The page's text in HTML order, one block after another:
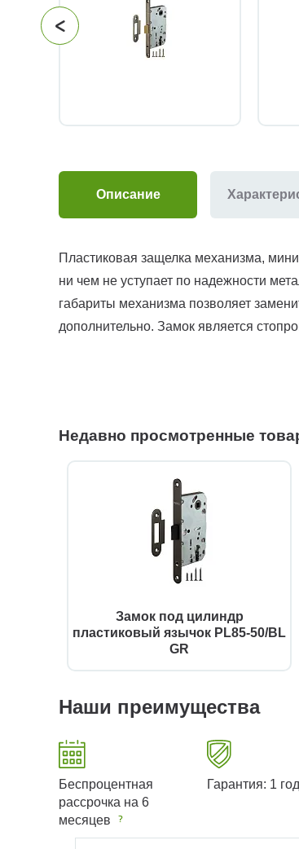
Описание
Пластиковая защелка механизма,
ни чем не уступает по надежности
габариты механизма позволяет
дополнительно. Замок является
Недавно просмотренные
Замок под цилиндр
пластиковый язычок PL85-50/BL
GR
Наши преимущества
Беспроцентная
рассрочка на 6
месяцев
Гарантия: 1 год